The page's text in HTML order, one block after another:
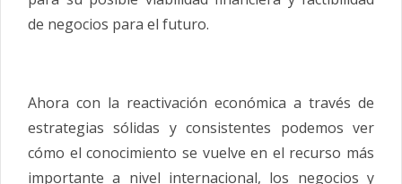
de negocios para el futuro.
Ahora con la reactivación económica a través de
estrategias sólidas y consistentes podemos ver
cómo el conocimiento se vuelve en el recurso más
importante a nivel internacional, los negocios y